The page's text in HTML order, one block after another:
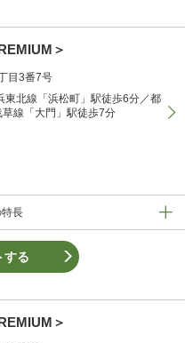
＞
長
目3番7号
東北線「浜松町」駅徒歩6分／都
線「大門」駅徒歩7分
する
＞